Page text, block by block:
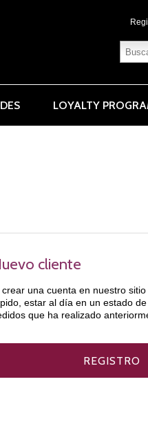
LOYALTY
cliente
crear una cuenta en nuestro
estar al día en un estado
que ha realizado